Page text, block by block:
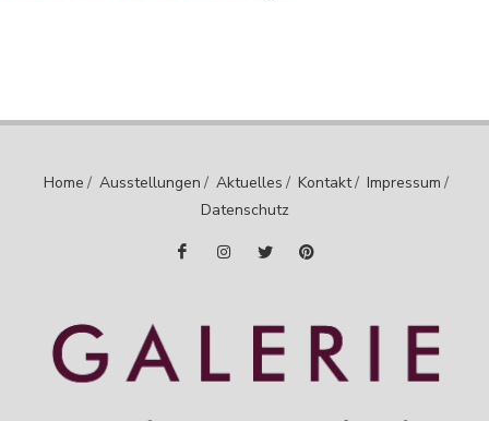
Home / Ausstellungen / Aktuelles / Kontakt/ Impressum /
Datenschutz